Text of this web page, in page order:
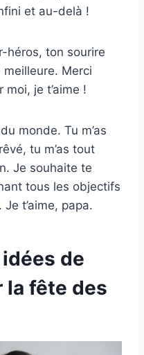
et au-delà !
héros, ton sourire
Merci
moi, je t’aime !
monde. Tu m’as
tu m’as tout
Je souhaite te
tous les objectifs
t’aime, papa.
idées de
la fête des